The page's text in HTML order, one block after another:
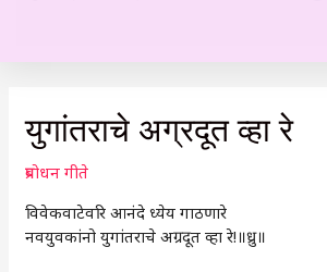
युगांतराचे अग्रदूत व्हा रे
प्रबोधन गीते
विवेकवाटेवरि आनंदे ध्येय गाठणारे
नवयुवकांनो युगांतराचे अग्रदूत व्हा रे!॥ध्रु॥